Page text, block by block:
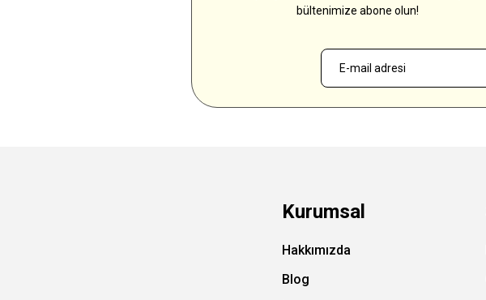
bültenimize abone olun!
Kurumsal
Hakkımızda
Blog